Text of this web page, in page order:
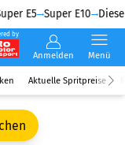
E5 Super E10 Diesel
by
Anmelden Menü
Aktuelle Spritpreise